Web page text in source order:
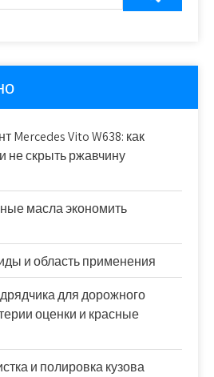
Mercedes Vito W638: как
не скрыть ржавчину
масла экономить
и область применения
для дорожного
оценки и красные
и полировка кузова